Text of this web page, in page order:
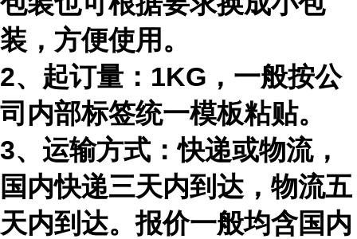
装，方便使用。
2、起订量：1KG，一般按公
司内部标签统一模板粘贴。
3、运输方式：快递或物流，
国内快递三天内到达，物流五
天内到达。报价一般均含国内